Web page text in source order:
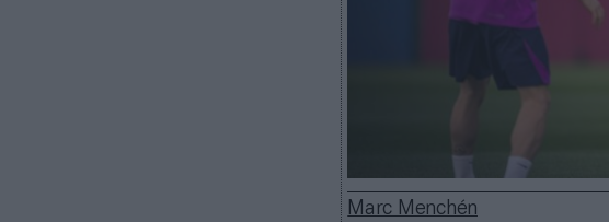
Marc Menchén